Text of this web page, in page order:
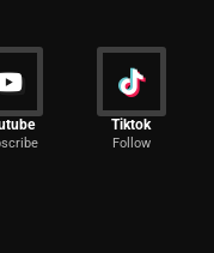
Tiktok
Follow